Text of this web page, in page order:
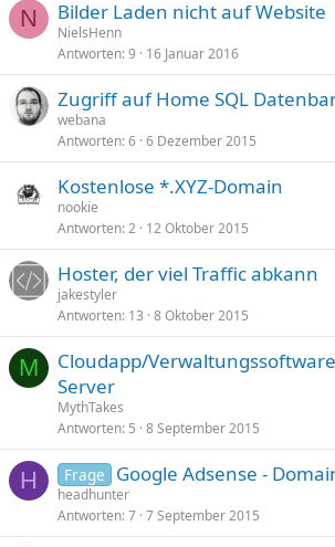
N Bilder Laden nicht auf Website
NielsHenn
Antworten 9 16 Januar 2016
Zugriff auf Home SQL
webana
Antworten 6 6 Dezember 2015
Kostenlose *.XYZ-Domain
nookie
Antworten 2 12 Oktober 2015
Hoster, der viel Traffic abkann
jakestyler
Antworten 13 8 Oktober 2015
M
Cloudapp/
Server
MythTakes
Antworten 5 8 September 2015
H Frage Google Adsense -
headhunter
Antworten 7 7 September 2015